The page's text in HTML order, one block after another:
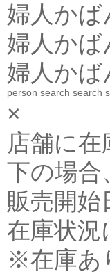
婦人かば
婦人かば
婦人かば
person search search
×
店舗に
下の場合
販売開
在庫状況
※在庫あ